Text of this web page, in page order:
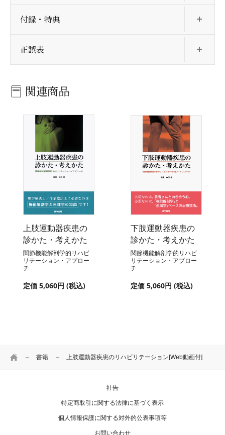
HOME 書籍 上肢運動器疾患のリハビリテーション[Web動画付]
付録・特典
正誤表
関連商品
上肢運動器疾患の
診かた・考えかた
関節機能解剖学的リハビ
リテーション・アプロー
チ
定価 5,060円 (税込)
下肢運動器疾患の
診かた・考えかた
関節機能解剖学的リハビ
リテーション・アプロー
チ
定価 5,060円 (税込)
社告
特定商取引に関する法律に基づく表示
個人情報保護に関する対外的公表事項等
お問い合わせ